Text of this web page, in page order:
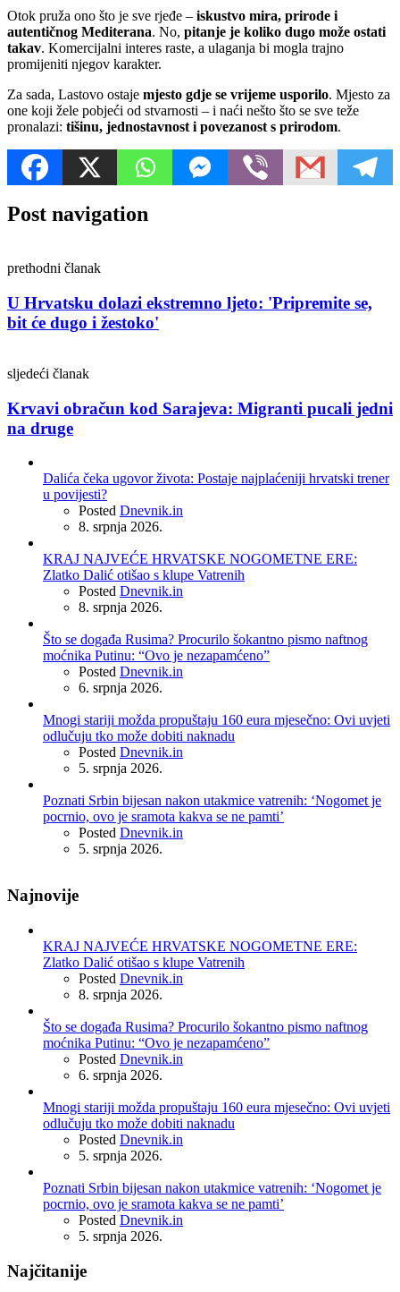
Otok pruža ono što je sve rjeđe – iskustvo mira, prirode i
autentičnog Mediterana. No, pitanje je koliko dugo može ostati
takav. Komercijalni interes raste, a ulaganja bi mogla trajno
promijeniti njegov karakter.
Za sada, Lastovo ostaje mjesto gdje se vrijeme usporilo. Mjesto za
one koji žele pobjeći od stvarnosti – i naći nešto što se sve teže
pronalazi: tišinu, jednostavnost i povezanost s prirodom.
Post navigation
prethodni članak
U Hrvatsku dolazi ekstremno ljeto: 'Pripremite se,
bit će dugo i žestoko'
sljedeći članak
Krvavi obračun kod Sarajeva: Migranti pucali jedni
na druge
Dalića čeka ugovor života: Postaje najplaćeniji hrvatski trener
u povijesti?
Posted Dnevnik.in
8. srpnja 2026.
KRAJ NAJVEĆE HRVATSKE NOGOMETNE ERE:
Zlatko Dalić otišao s klupe Vatrenih
Posted Dnevnik.in
8. srpnja 2026.
Što se događa Rusima? Procurilo šokantno pismo naftnog
moćnika Putinu: “Ovo je nezapamćeno”
Posted Dnevnik.in
6. srpnja 2026.
Mnogi stariji možda propuštaju 160 eura mjesečno: Ovi uvjeti
odlučuju tko može dobiti naknadu
Posted Dnevnik.in
5. srpnja 2026.
Poznati Srbin bijesan nakon utakmice vatrenih: ‘Nogomet je
pocrnio, ovo je sramota kakva se ne pamti’
Posted Dnevnik.in
5. srpnja 2026.
Najnovije
KRAJ NAJVEĆE HRVATSKE NOGOMETNE ERE:
Zlatko Dalić otišao s klupe Vatrenih
Posted Dnevnik.in
8. srpnja 2026.
Što se događa Rusima? Procurilo šokantno pismo naftnog
moćnika Putinu: “Ovo je nezapamćeno”
Posted Dnevnik.in
6. srpnja 2026.
Mnogi stariji možda propuštaju 160 eura mjesečno: Ovi uvjeti
odlučuju tko može dobiti naknadu
Posted Dnevnik.in
5. srpnja 2026.
Poznati Srbin bijesan nakon utakmice vatrenih: ‘Nogomet je
pocrnio, ovo je sramota kakva se ne pamti’
Posted Dnevnik.in
5. srpnja 2026.
Najčitanije